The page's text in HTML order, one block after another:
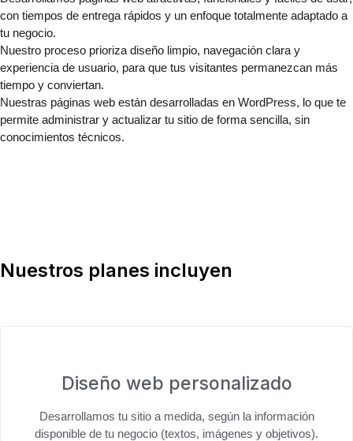
con tiempos de entrega rápidos y un enfoque totalmente adaptado a
tu negocio.
Nuestro proceso prioriza diseño limpio, navegación clara y
experiencia de usuario, para que tus visitantes permanezcan más
tiempo y conviertan.
Nuestras páginas web están desarrolladas en WordPress, lo que te
permite administrar y actualizar tu sitio de forma sencilla, sin
conocimientos técnicos.
Nuestros planes incluyen
Diseño web personalizado
Desarrollamos tu sitio a medida, según la información
disponible de tu negocio (textos, imágenes y objetivos).